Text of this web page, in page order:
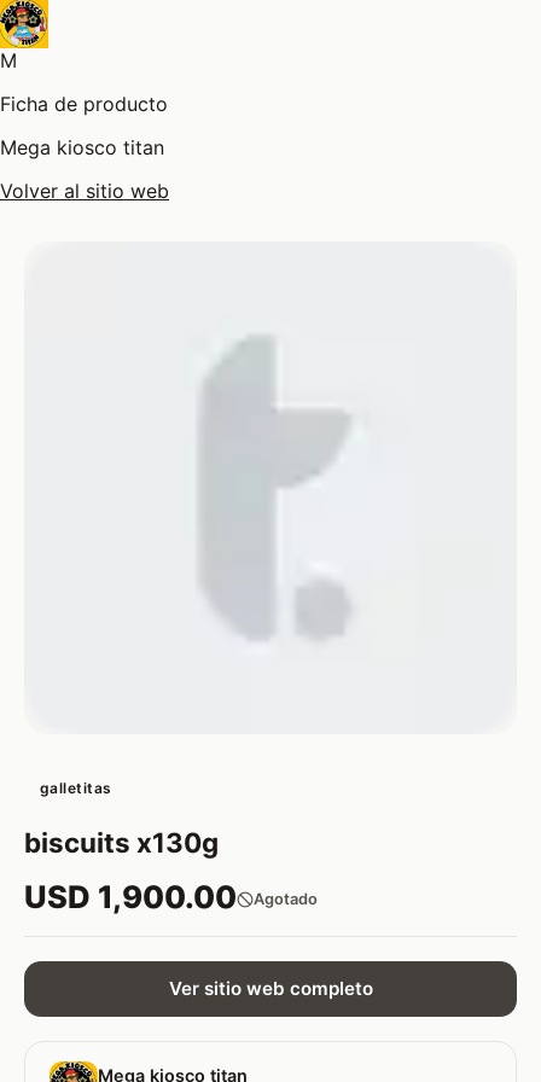
M
Ficha de producto
Mega kiosco titan
Volver al sitio web
galletitas
biscuits x130g
USD 1,900.00 Agotado
Ver sitio web completo
Mega kiosco titan